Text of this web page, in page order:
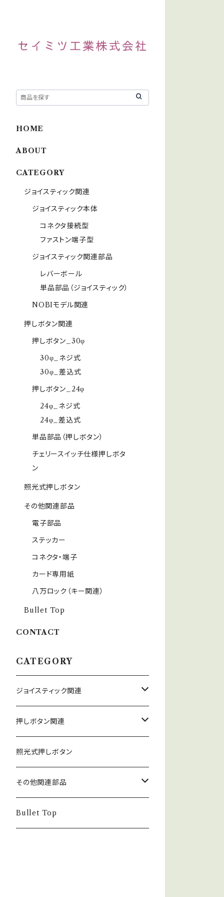
HOME
ABOUT
CATEGORY
ジョイスティック関連
ジョイスティック本体
コネクタ接続型
ファストン端子型
ジョイスティック関連部品
レバーボール
単品部品（ジョイスティック）
NOBIモデル関連
押しボタン関連
押しボタン_30φ
30φ_ネジ式
30φ_差込式
押しボタン_24φ
24φ_ネジ式
24φ_差込式
単品部品（押しボタン）
チェリースイッチ仕様押しボタ
ン
照光式押しボタン
その他関連部品
電子部品
ステッカー
コネクタ・端子
カード専用紙
八万ロック（キー関連）
Bullet Top
CONTACT
CATEGORY
ジョイスティック関連
ジョイスティック本体
コネクタ接続型
ファストン端子型
ジョイスティック関連部品
レバーボール
単品部品（ジョイスティック）
NOBIモデル関連
押しボタン関連
押しボタン_30φ
30φ_ネジ式
30φ_差込式
押しボタン_24φ
24φ_ネジ式
単品部品（押しボタン）
照光式押しボタン
その他関連部品
電子部品
Bullet Top